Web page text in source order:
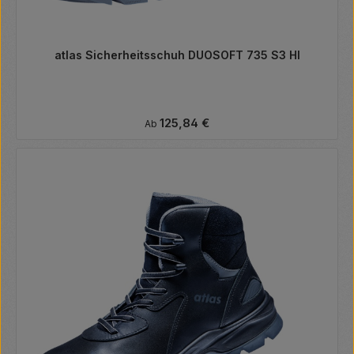
atlas Sicherheitsschuh DUOSOFT 735 S3 HI
Regulärer Preis:
Ab 125,84 €